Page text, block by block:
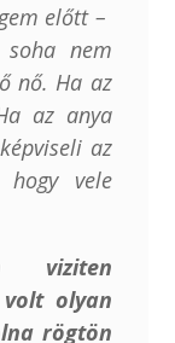
előtt –
nem
nő. Ha az
az anya
az
vele
viziten
volt olyan
rögtön